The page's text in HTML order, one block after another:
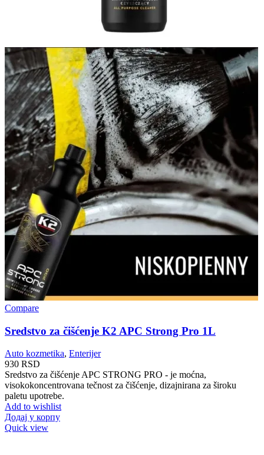
Compare
Sredstvo za čišćenje K2 APC Strong Pro 1L
Auto kozmetika, Enterijer
930 RSD
Sredstvo za čišćenje APC STRONG PRO - je moćna,
visokokoncentrovana tečnost za čišćenje, dizajnirana za široku
paletu upotrebe.
Add to wishlist
Додај у корпу
Quick view